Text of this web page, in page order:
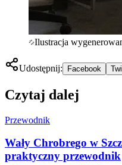
Ilustracja
Udostępnij: Facebook
Czytaj dalej
Przewodnik
Wały Chrobrego w
praktyczny przewodnik